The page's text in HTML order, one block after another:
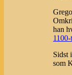
han
Sidst
som